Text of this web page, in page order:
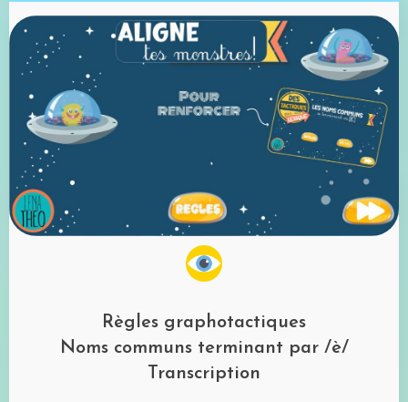
Règles graphotactiques
Noms communs terminant par /è/
Transcription